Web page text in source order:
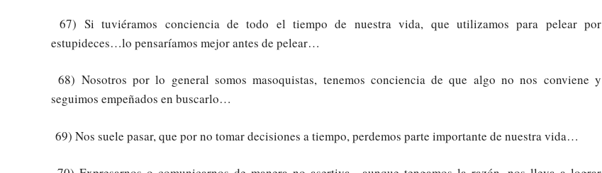
67) Si tuviéramos conciencia de todo el tiempo de nuestra vida, que utilizamos para pelear por
estupideces…lo pensaríamos mejor antes de pelear…
68) Nosotros por lo general somos masoquistas, tenemos conciencia de que algo no nos conviene y
seguimos empeñados en buscarlo…
69) Nos suele pasar, que por no tomar decisiones a tiempo, perdemos parte importante de nuestra vida…